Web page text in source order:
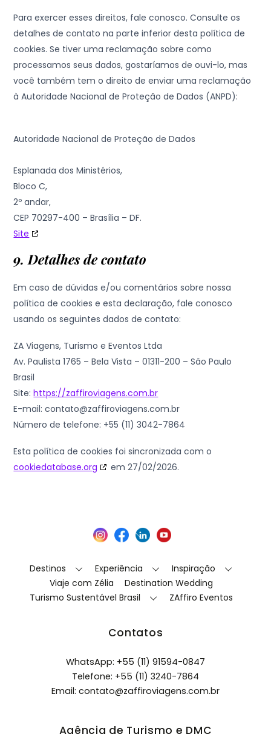
Para exercer esses direitos, fale conosco. Consulte os
detalhes de contato na parte inferior desta política de
cookies. Se tiver uma reclamação sobre como
processamos seus dados, gostaríamos de ouvi-lo, mas
você também tem o direito de enviar uma reclamação
à Autoridade Nacional de Proteção de Dados (ANPD):
Autoridade Nacional de Proteção de Dados
Esplanada dos Ministérios,
Bloco C,
2º andar,
CEP 70297-400 – Brasília – DF.
Site
9. Detalhes de contato
Em caso de dúvidas e/ou comentários sobre nossa
política de cookies e esta declaração, fale conosco
usando os seguintes dados de contato:
ZA Viagens, Turismo e Eventos Ltda
Av. Paulista 1765 – Bela Vista – 01311-200 – São Paulo
Brasil
Site:https://zaffiroviagens.com.br
E-mail:contato@zaffiroviagens.com.br
Número de telefone: +55 (11) 3042-7864
Esta política de cookies foi sincronizada com o
cookiedatabase.org
em 27/02/2026.
Back
Top
InstagramFacebook
LinkedInYouTube
Destinos Experiência
Inspiração
Viaje com Zélia
Destination Wedding
Turismo Sustentável Brasil
ZAffiro Eventos
Contatos
WhatsApp: +55 (11) 91594-0847
Telefone: +55 (11) 3240-7864
Email: contato@zaffiroviagens.com.br
Agência de Turismo e DMC